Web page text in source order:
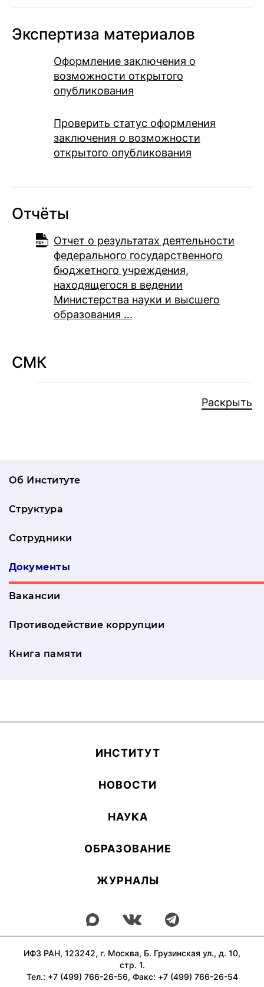
Экспертиза материалов
Оформление заключения о
возможности открытого
опубликования
Проверить статус оформления
заключения о возможности
открытого опубликования
Отчёты
Отчет о результатах деятельности
федерального государственного
бюджетного учреждения,
находящегося в ведении
Министерства науки и высшего
образования ...
СМК
Раскрыть
Об Институте
Структура
Сотрудники
Документы
Вакансии
Противодействие коррупции
Книга памяти
ИН­СТИ­ТУТ
НОВОСТИ
НАУКА
ОБ­РА­ЗОВА­НИЕ
ЖУРНАЛЫ
ИФЗ РАН, 123242, г. Москва, Б. Грузинская ул., д. 10,
стр. 1.
Тел.: +7 (499) 766-26-56, Факс: +7 (499) 766-26-54